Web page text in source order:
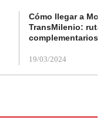
Cómo llegar a
TransMilenio:
complementarios
19/03/2024